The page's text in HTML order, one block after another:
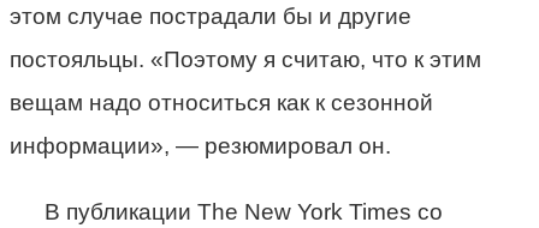
этом случае пострадали бы и другие
постояльцы. «Поэтому я считаю, что к этим
вещам надо относиться как к сезонной
информации», — резюмировал он.
В публикации The New York Times со